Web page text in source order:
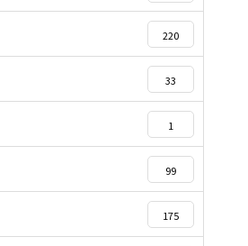
220
33
1
99
175